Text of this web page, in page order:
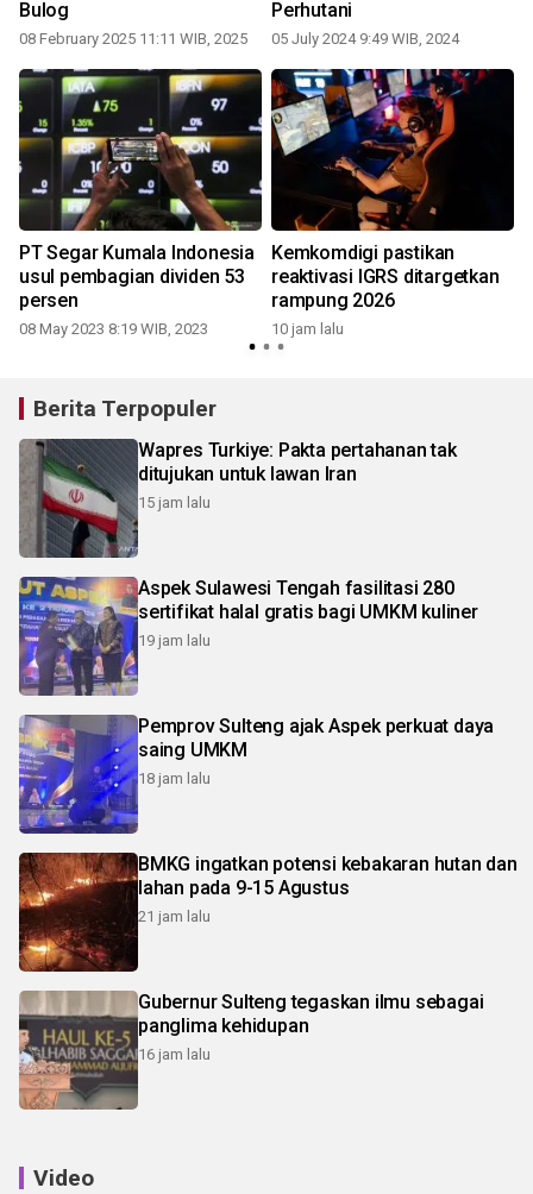
Bulog
08 February 2025 11:11 WIB, 2025
Perhutani
05 July 2024 9:49 WIB, 2024
PT Segar Kumala Indonesia
usul pembagian dividen 53
persen
08 May 2023 8:19 WIB, 2023
Kemkomdigi pastikan
reaktivasi IGRS ditargetkan
rampung 2026
10 jam lalu
Berita Terpopuler
Wapres Turkiye: Pakta pertahanan tak
ditujukan untuk lawan Iran
15 jam lalu
Aspek Sulawesi Tengah fasilitasi 280
sertifikat halal gratis bagi UMKM kuliner
19 jam lalu
Pemprov Sulteng ajak Aspek perkuat daya
saing UMKM
18 jam lalu
BMKG ingatkan potensi kebakaran hutan dan
lahan pada 9-15 Agustus
21 jam lalu
Gubernur Sulteng tegaskan ilmu sebagai
panglima kehidupan
16 jam lalu
Video